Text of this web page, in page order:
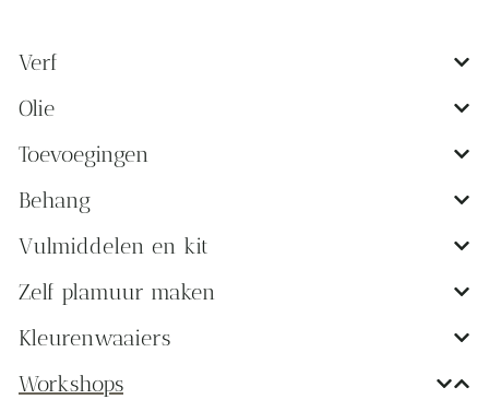
Verf
Olie
Toevoegingen
Behang
Vulmiddelen en kit
Zelf plamuur maken
Kleurenwaaiers
Workshops